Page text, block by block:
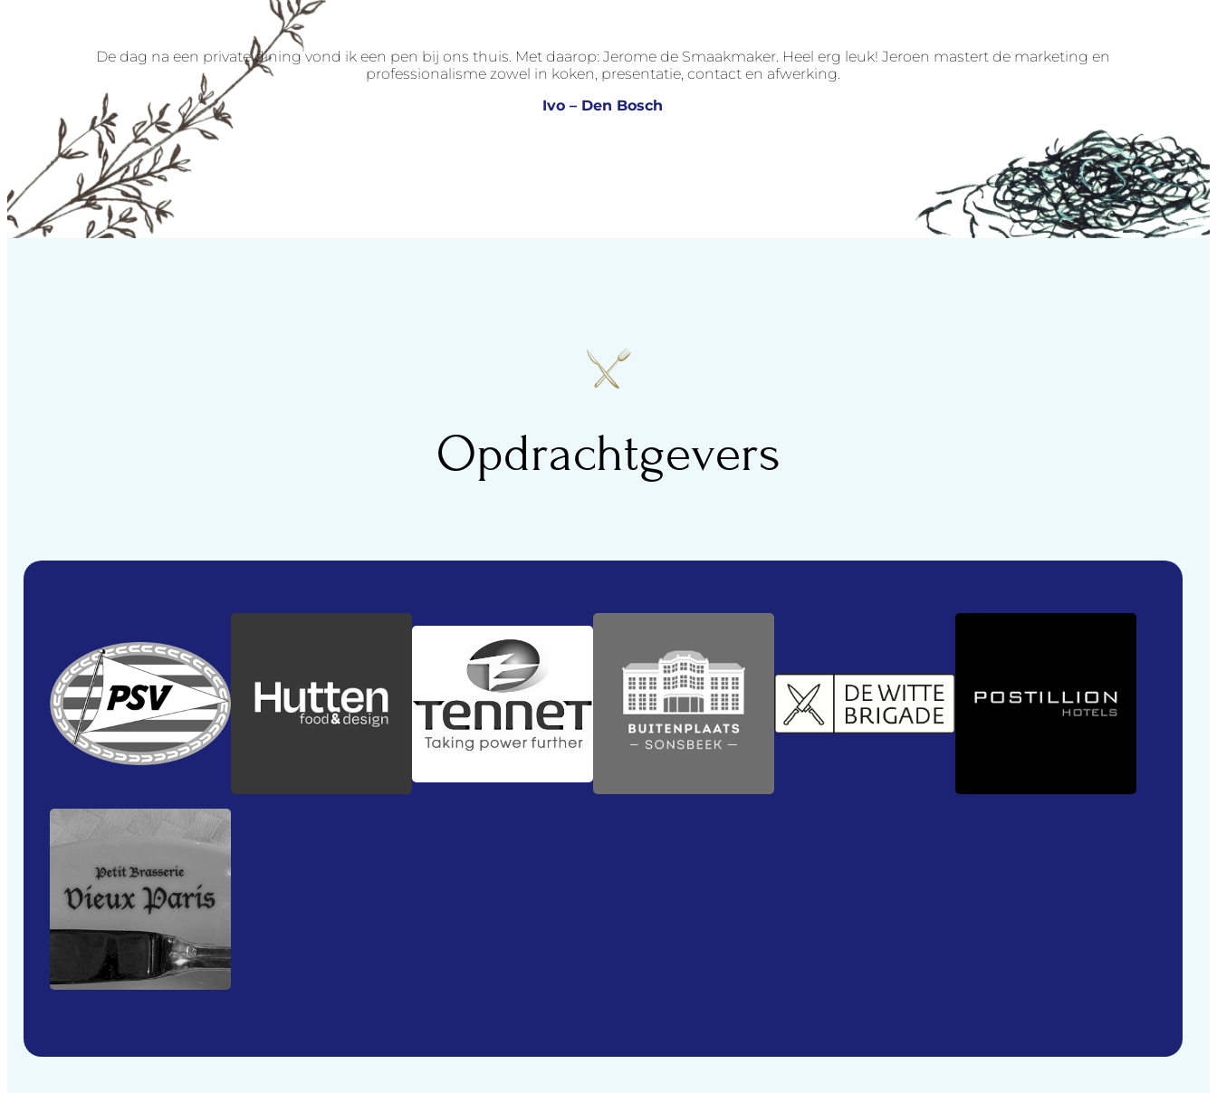
De dag na een private dining vond ik een pen bij ons thuis. Met daarop: Jerome de Smaakmaker. Heel erg leuk! Jeroen mastert de marketing en
professionalisme zowel in koken, presentatie, contact en afwerking.
Ivo – Den Bosch
Opdrachtgevers